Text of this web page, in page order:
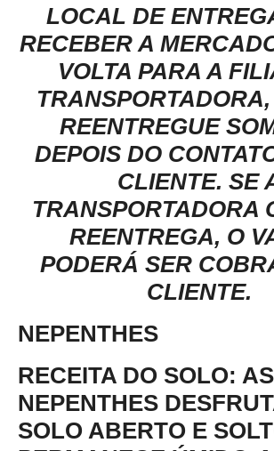
LOCAL DE
RECEBER A
VOLTA PARA A
REENTREGUE
DEPOIS DO
CLIENTE. SE
TRANSPORTADORA
REENTREGA, O
PODERÁ SER
CLIENTE.
NEPENTHES
RECEITA DO SOLO: AS
NEPENTHES
SOLO ABERTO E